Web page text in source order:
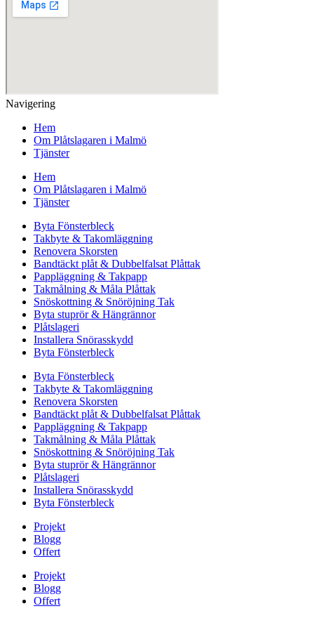
Navigering
Hem
Om Plåtslagaren i Malmö
Tjänster
Hem
Om Plåtslagaren i Malmö
Tjänster
Byta Fönsterbleck
Takbyte & Takomläggning
Renovera Skorsten
Bandtäckt plåt & Dubbelfalsat Plåttak
Pappläggning & Takpapp
Takmålning & Måla Plåttak
Snöskottning & Snöröjning Tak
Byta stuprör & Hängrännor
Plåtslageri
Installera Snörasskydd
Byta Fönsterbleck
Byta Fönsterbleck
Takbyte & Takomläggning
Renovera Skorsten
Bandtäckt plåt & Dubbelfalsat Plåttak
Pappläggning & Takpapp
Takmålning & Måla Plåttak
Snöskottning & Snöröjning Tak
Byta stuprör & Hängrännor
Plåtslageri
Installera Snörasskydd
Byta Fönsterbleck
Projekt
Blogg
Offert
Projekt
Blogg
Offert